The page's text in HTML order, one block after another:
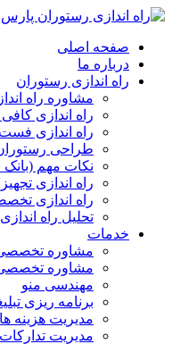
صفحه اصلی
درباره ما
راه اندازی رستوران
مشاوره راه
راه اندازی
راه اندازی فست
طراحی
نکات مهم (بانک
راه اندازی
راه اندازی
تحلیل راه اندازی
خدمات
مشاوره تخصصی
مشاوره تخصصی
مهندسی منو
برنامه ریزی
مدیریت هزینه
مدیریت تدارکات